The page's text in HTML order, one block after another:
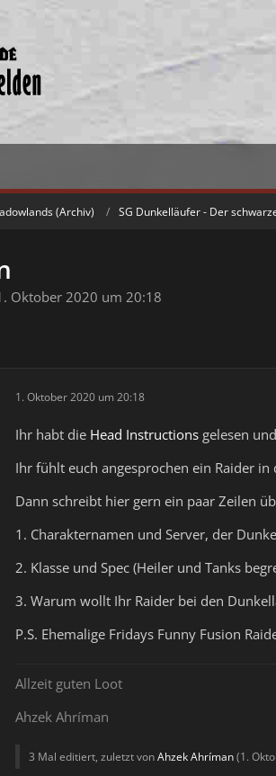
(Archiv) SG Dunkelläufer - Der
Oktober 2020 um 20:18
1. Oktober 2020 um 20:18
Ihr habt die Head Instructions gelesen
Ihr fühlt euch angesprochen ein Raider
Dann schreibt hier gern ein paar Zeilen
1. Charakternamen und Server, der
2. Klasse und Spec (Heiler und Tanks
3. Warum wollt Ihr Raider bei den
P.S. Ehemalige Fridays Funny Fusion
Allzeit guten Loot
Ahzek Ahríman
3 Mal editiert, zuletzt vonAhzek Ahríman(1.